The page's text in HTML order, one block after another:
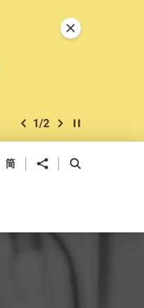
上一個
1/2 下一個開始/暫停幻燈
關閉特別通告
简 分享到 開啟搜尋框